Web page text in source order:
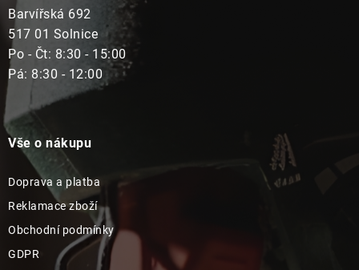
Barvířská 692
517 01 Solnice
Po - Čt: 8:30 - 15:00
Pá: 8:30 - 12:00
Vše o nákupu
Doprava a platba
Reklamace zboží
Obchodní podmínky
GDPR